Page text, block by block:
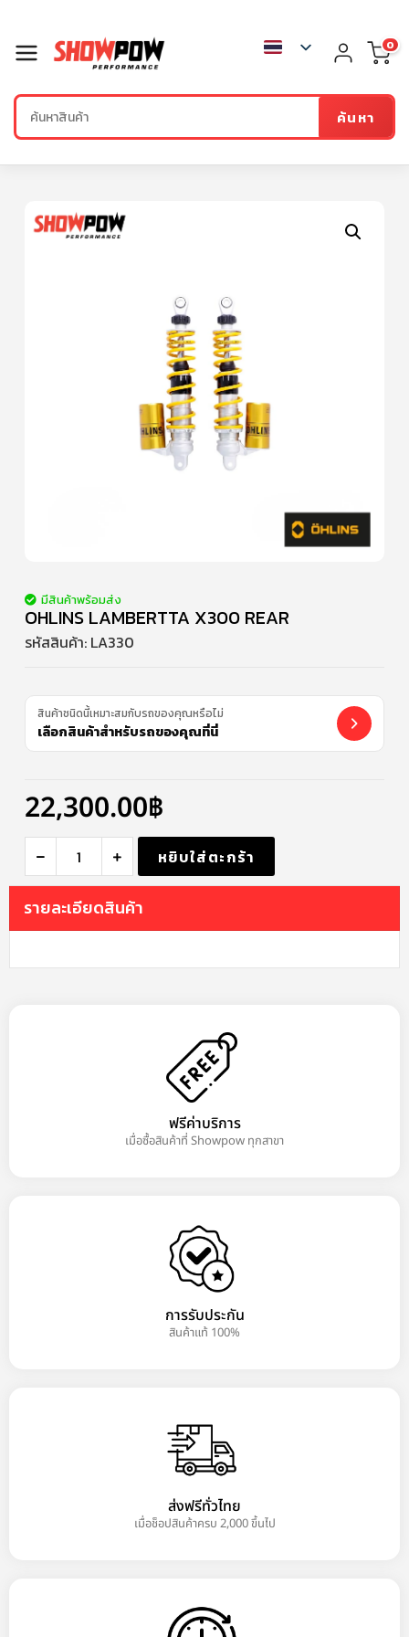
ค้นหา
0
มีสินค้าพร้อมส่ง
OHLINS LAMBERTTA X300 REAR
รหัสสินค้า: LA330
สินค้าชนิดนี้เหมาะสมกับรถของคุณหรือไม่
เลือกสินค้าสำหรับรถของคุณที่นี่
22,300.00฿
หยิบใส่ตะกร้า
รายละเอียดสินค้า
ฟรีค่าบริการ
เมื่อซื้อสินค้าที่ Showpow ทุกสาขา
การรับประกัน
สินค้าแท้ 100%
ส่งฟรีทั่วไทย
เมื่อช็อปสินค้าครบ 2,000 ขึ้นไป